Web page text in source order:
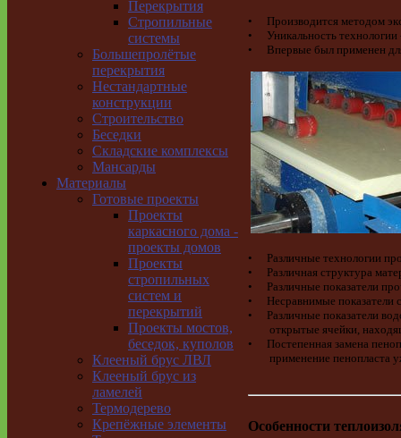
Перекрытия
Стропильные
системы
Большепролётые
перекрытия
Нестандартные
конструкции
Строительство
Беседки
Складские комплексы
Мансарды
Материалы
Готовые проекты
Проекты
каркасного дома -
проекты домов
Проекты
стропильных
систем и
перекрытий
Проекты мостов,
беседок, куполов
Клееный брус ЛВЛ
Клееный брус из
ламелей
Термодерево
Крепёжные элементы
•
Производится методом
•
Уникальность
•
Впервые был применен
•
Различные технологии
•
Различная структура
•
Различные показатели
•
Несравнимые показатели
•
Различные показатели
открытые ячейки,
•
Постепенная замена
применение пенопласта
Особенности